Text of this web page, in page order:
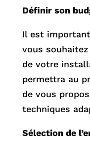
Définir son
Il est
vous
de votre
permettra au
de vous
techniques
Sélection de